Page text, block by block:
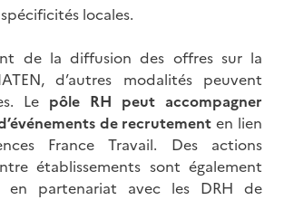
locales.
de la diffusion des offres sur la
d’autres modalités peuvent
Le pôle RH peut accompagner
de recrutementen lien
France Travail. Des actions
établissements sont également
en partenariat avec les DRH de